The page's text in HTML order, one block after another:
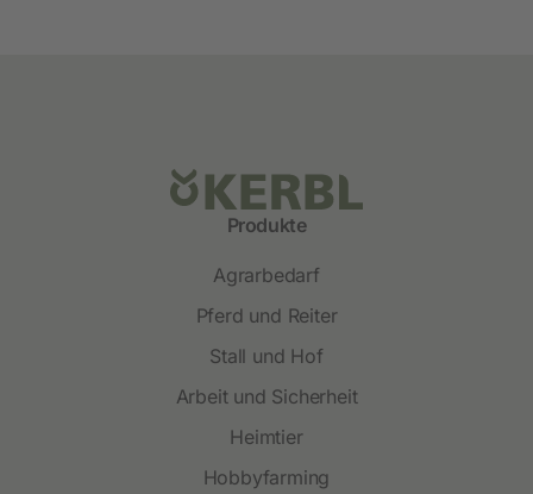
Produkte
Agrarbedarf
Pferd und Reiter
Stall und Hof
Arbeit und Sicherheit
Heimtier
Hobbyfarming